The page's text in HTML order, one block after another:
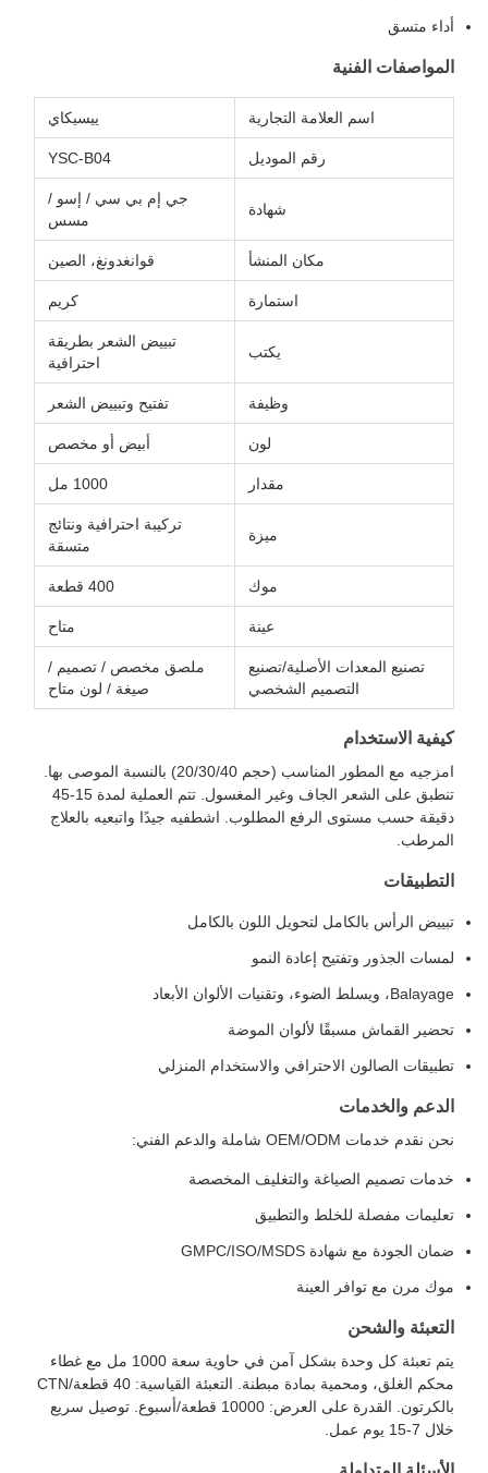
أداء متسق
المواصفات الفنية
اسم العلامة التجارية ييسيكاي
رقم الموديل YSC-B04
شهادة
جي إم بي سي / إسو /
مسس
مكان المنشأ قوانغدونغ، الصين
استمارة كريم
يكتب
تبييض الشعر بطريقة
احترافية
وظيفة تفتيح وتبييض الشعر
لون أبيض أو مخصص
مقدار 1000 مل
ميزة
تركيبة احترافية ونتائج
متسقة
موك 400 قطعة
عينة متاح
تصنيع المعدات الأصلية/تصنيع
التصميم الشخصي
ملصق مخصص / تصميم /
صيغة / لون متاح
كيفية الاستخدام
امزجيه مع المطور المناسب (حجم 20/30/40) بالنسبة الموصى بها.
تنطبق على الشعر الجاف وغير المغسول. تتم العملية لمدة 15-45
دقيقة حسب مستوى الرفع المطلوب. اشطفيه جيدًا واتبعيه بالعلاج
المرطب.
التطبيقات
تبييض الرأس بالكامل لتحويل اللون بالكامل
لمسات الجذور وتفتيح إعادة النمو
Balayage، ويسلط الضوء، وتقنيات الألوان الأبعاد
تحضير القماش مسبقًا لألوان الموضة
تطبيقات الصالون الاحترافي والاستخدام المنزلي
الدعم والخدمات
نحن نقدم خدمات OEM/ODM شاملة والدعم الفني:
خدمات تصميم الصياغة والتغليف المخصصة
تعليمات مفصلة للخلط والتطبيق
ضمان الجودة مع شهادة GMPC/ISO/MSDS
موك مرن مع توافر العينة
التعبئة والشحن
يتم تعبئة كل وحدة بشكل آمن في حاوية سعة 1000 مل مع غطاء
محكم الغلق، ومحمية بمادة مبطنة. التعبئة القياسية: 40 قطعة/CTN
بالكرتون. القدرة على العرض: 10000 قطعة/أسبوع. توصيل سريع
خلال 7-15 يوم عمل.